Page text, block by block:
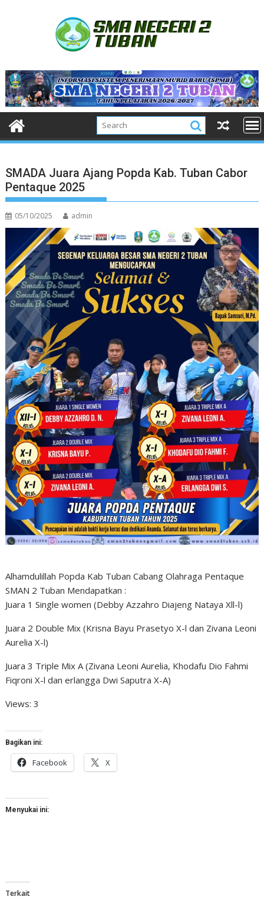
SMADA Juara Ajang Popda Kab. Tuban Cabor
Pentaque 2025
05/10/2025 admin
Alhamdulillah Popda Kab Tuban Cabang Olahraga Pentaque
SMAN 2 Tuban Mendapatkan :
Juara 1 Single women (Debby Azzahro Diajeng Nataya Xll-l)
Juara 2 Double Mix (Krisna Bayu Prasetyo X-l dan Zivana Leoni
Aurelia X-l)
Juara 3 Triple Mix A (Zivana Leoni Aurelia, Khodafu Dio Fahmi
Fiqroni X-l dan erlangga Dwi Saputra X-A)
Views: 3
Bagikan ini:
Facebook X
Menyukai ini:
Terkait